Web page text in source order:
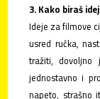
3. Kako biraš
Ideje za filmove
usred ručka,
tražiti,
jednostavno i
napeto, strašno